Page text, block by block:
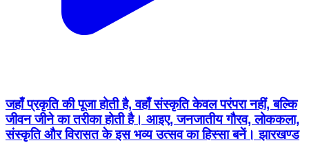
जहाँ प्रकृति की पूजा होती है, वहाँ संस्कृति केवल परंपरा नहीं, बल्कि
जीवन जीने का तरीका होती है। आइए, जनजातीय गौरव, लोककला,
संस्कृति और विरासत के इस भव्य उत्सव का हिस्सा बनें। झारखण्ड